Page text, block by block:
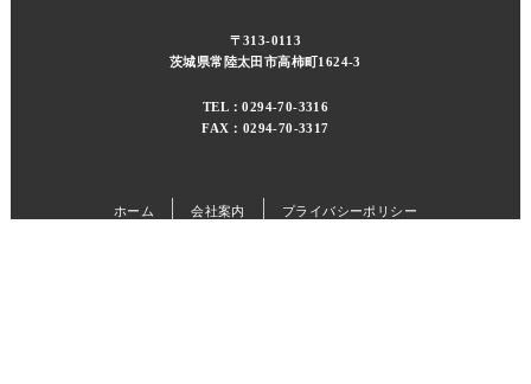
〒313-0113
茨城県常陸太田市高柿町1624-3
TEL：0294-70-3316
FAX：0294-70-3317
ホーム 会社案内 プライバシーポリシー